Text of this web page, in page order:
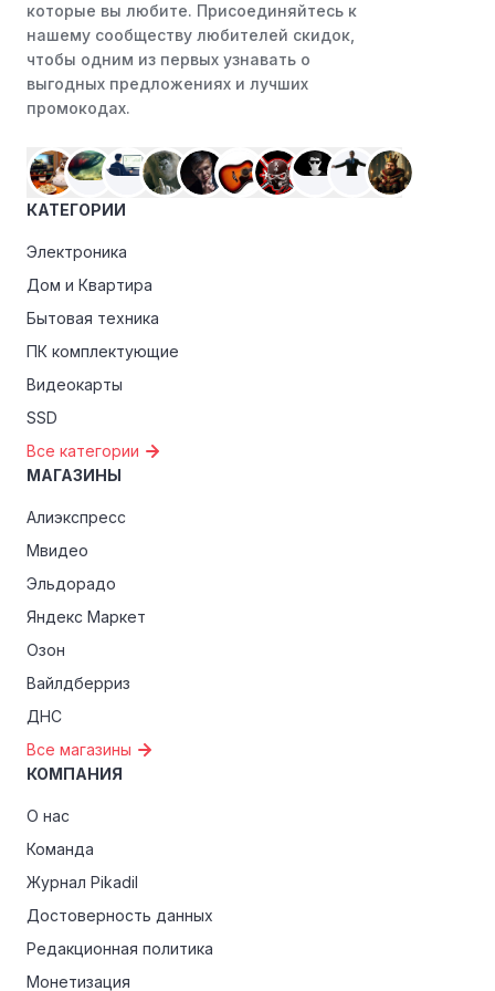
подписчиками эксклюзивными кодами скидок или
акциями.
Программы лояльности:Присоединяйтесь к
программам лояльности, предлагаемым интернет-
преимуществами, как скидки только для участников,
ранний доступ к распродажам или эксклюзивным
акциям.
Особые скидки:
критериям, проверьте, предоставляет ли Aura of
ветеранов или пенсионеров.
которые вы любите. Присоединяйтесь к
нашему сообществу любителей скидок,
чтобы одним из первых узнавать о
выгодных предложениях и лучших
промокодах.
КАТЕГОРИИ
Электроника
Дом и Квартира
Бытовая техника
ПК комплектующие
Видеокарты
SSD
Все категории
МАГАЗИНЫ
Алиэкспресс
Мвидео
Эльдорадо
Яндекс Маркет
Озон
Вайлдберриз
ДНС
Все магазины
КОМПАНИЯ
О нас
Команда
Журнал Pikadil
Достоверность данных
Редакционная политика
Монетизация